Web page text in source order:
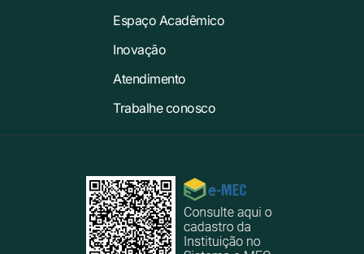
Espaço Acadêmico
Inovação
Atendimento
Trabalhe conosco